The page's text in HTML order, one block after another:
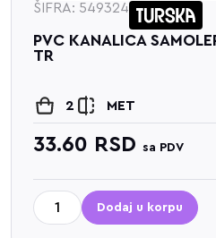
ŠIFRA: 549324
PVC KANALICA
TR
2 MET
33.60 RSD sa PDV
Dodaj u korpu